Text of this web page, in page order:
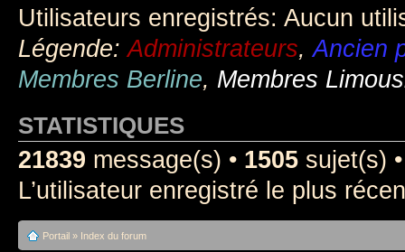
Utilisateurs enregistrés: Aucun
Légende:Administrateurs,Ancien
Membres Berline, Membres
STATISTIQUES
21839 message(s) • 1505 sujet(s)
L’utilisateur enregistré le plus
Portail » Index du forum